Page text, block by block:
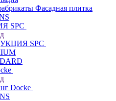
Фасадная плитка
SPC
SPC
Docke